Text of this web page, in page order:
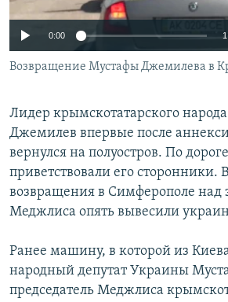
ПОБЕДИТЕЛЕЙ НЕ СУДЯТ?
КРЫМ.НЕПОКОРЕННЫЙ
ELIFBE
ПРИСОЕДИНЯЙТЕСЬ!
Все сайты RFE/RL
0:00
Возвращение Мустафы Джемилева в
Лидер крымскотатарского
Джемилев впервые после
вернулся на полуостров. По
приветствовали его сторонники.
возвращения в Симферополе над
Меджлиса опять вывесили
Ранее машину, в которой из
народный депутат Украины
председатель Меджлиса